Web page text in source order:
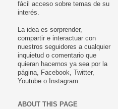
fácil acceso sobre temas de su
interés.
La idea es sorprender,
compartir e interactuar con
nuestros seguidores a cualquier
inquietud o comentario que
quieran hacernos ya sea por la
página, Facebook, Twitter,
Youtube o Instagram.
ABOUT THIS PAGE